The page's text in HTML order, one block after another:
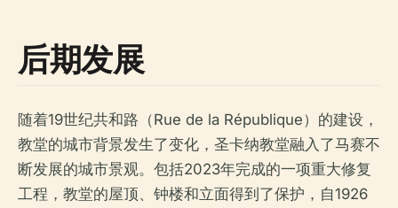
后期发展
随着19世纪共和路（Rue de la République）的建设，
教堂的城市背景发生了变化，圣卡纳教堂融入了马赛不
断发展的城市景观。包括2023年完成的一项重大修复
工程，教堂的屋顶、钟楼和立面得到了保护，自1926